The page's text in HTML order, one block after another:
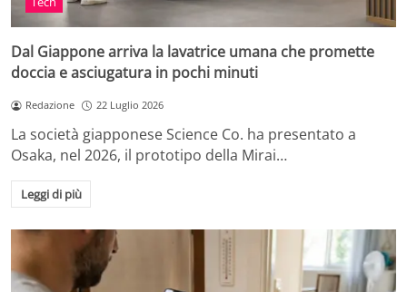
Dal Giappone arriva la lavatrice umana che promette
doccia e asciugatura in pochi minuti
Redazione 22 Luglio 2026
La società giapponese Science Co. ha presentato a
Osaka, nel 2026, il prototipo della Mirai…
Leggi di più